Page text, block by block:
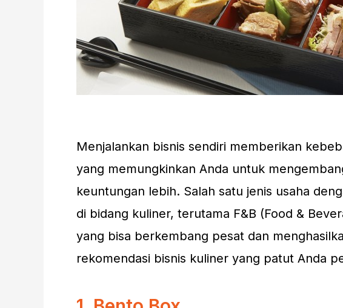
Menjalankan bisnis sendiri memberikan
yang memungkinkan Anda untuk
keuntungan lebih. Salah satu jenis usaha
di bidang kuliner, terutama F&B (Food &
yang bisa berkembang pesat dan
rekomendasi bisnis kuliner yang patut Anda